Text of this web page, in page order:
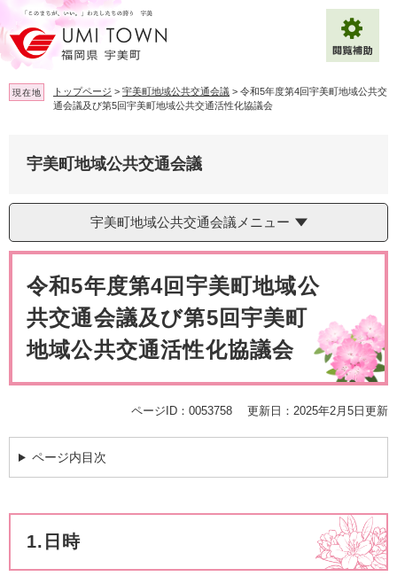
ー
ジ
の
先
頭
ニ
ュ
ー
を
飛
背景色変更 白 黒
Multilingual（English・中文・한글）
現在地 トップページ > 宇美町地域公共交通会議 > 令和5年度第4回宇美町地域公共交
通会議及び第5回宇美町地域公共交通活性化協議会
宇美町地域公共交通会議
宇美町地域公共交通会議メニュー
令和5年度第4回宇美町地域公
共交通会議及び第5回宇美町
地域公共交通活性化協議会
ページID：0053758 更新日：2025年2月5日更新
ページ内目次
1.日時